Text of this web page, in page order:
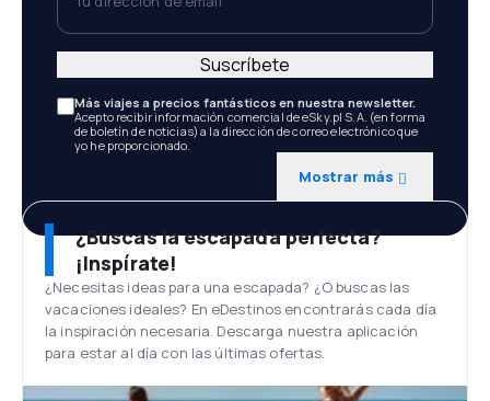
Más viajes a precios fantásticos en nuestra newsletter.
Acepto recibir información comercial de eSky.pl S.A. (en forma
de boletín de noticias) a la dirección de correo electrónico que
yo he proporcionado.
Mostrar más
Suscríbete
¿Buscas la escapada perfecta?
¡Inspírate!
¿Necesitas ideas para una escapada? ¿O buscas las
vacaciones ideales? En eDestinos encontrarás cada día
la inspiración necesaria. Descarga nuestra aplicación
para estar al día con las últimas ofertas.